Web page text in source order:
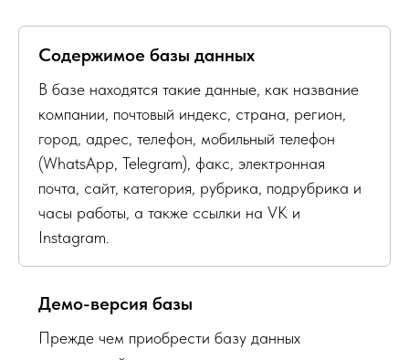
Содержимое базы данных
В базе находятся такие данные, как название
компании, почтовый индекс, страна, регион,
город, адрес, телефон, мобильный телефон
(WhatsApp, Telegram), факс, электронная
почта, сайт, категория, рубрика, подрубрика и
часы работы, а также ссылки на VK и
Instagram.
Демо-версия базы
Прежде чем приобрести базу данных